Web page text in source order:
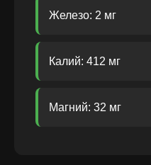
Железо: 2 мг
Калий: 412 мг
Магний: 32 мг